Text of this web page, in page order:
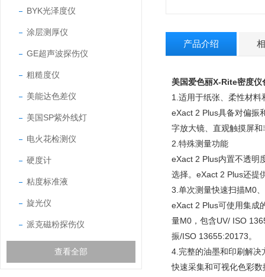
BYK光泽度仪
涂层测厚仪
GE超声波探伤仪
粗糙度仪
美能达色差仪
美国SP紫外线灯
电火花检测仪
硬度计
粘度标准液
旋光仪
派克磁粉探伤仪
查看全部
产品介绍
美国爱色丽X-Rite密度
1.适用于纸张、柔性材料
eXact 2 Plus具备对偏振
字放大镜、直观触摸屏
2.特殊测量功能
eXact 2 Plus内置不透明
选择。eXact 2 Plus还提
3.单次测量快速扫描M0
eXact 2 Plus可使用集成
量M0，包含UV/ ISO
振/ISO 13655:20173。
4.完整的油墨和印刷解决
快速采集和可视化色彩